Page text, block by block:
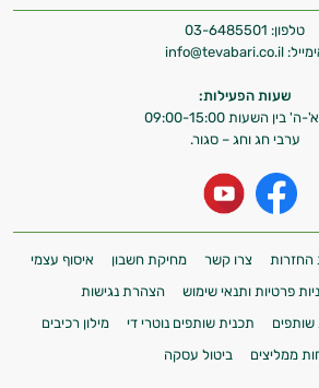
טלפון: 03-6485501
info@tevabari.co.il
שעות הפעילות:
בין השעות 09:00-15:00
ערבי חג וחג – סגור.
החזרות צרו קשר מחיקת חשבון
איסוף עצמי
פרטיות ותנאי שימוש
הצהרת נגישות
שותפים תכנית שותפים נוטרי די
מילון רכיבים
ממליצים
ביטול עסקה